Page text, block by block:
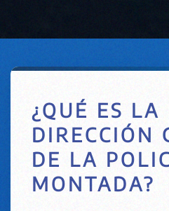
¿QUÉ ES LA
DIRECCIÓN
DE LA
MONTADA?